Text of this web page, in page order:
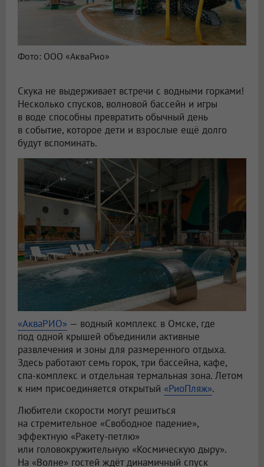
Фото: ООО «АкваРио»
Скука не выдерживает встречи с водными горками!
Несколько спусков, волновой бассейн и игры
в воде способны превратить обычный день
в событие, которое дети и взрослые ещё долго
будут вспоминать.
«АкваРИО» — водный комплекс в Омске, где
под одной крышей объединили активные
развлечения и зоны для размеренного отдыха.
Здесь работают семь горок, три бассейна, кафе,
спа-комплекс и отдельная термальная зона. Летом
к ним присоединяется открытый «РиоПляж».
Любители скорости могут решиться
на стремительное «Свободное падение»,
эффектную «Ракету-петлю»
или головокружительную «Космическую дыру».
На «Волне» гостей ждёт динамичный спуск